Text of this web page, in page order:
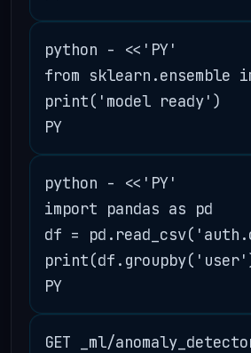
python - <<'PY'
from sklearn.ensemble
print('model ready')
python - <<'PY'
import pandas as pd
df =